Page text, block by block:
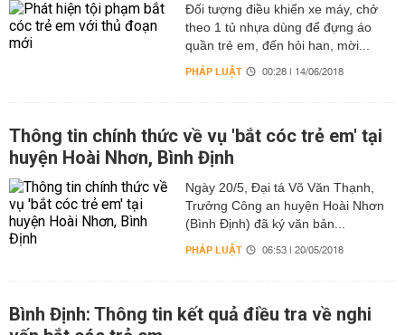
Đối tượng điều khiển xe máy, chở
theo 1 tủ nhựa dùng để đựng áo
quần trẻ em, đến hỏi han, mời...
PHÁP LUẬT 00:28 | 14/06/2018
Thông tin chính thức về vụ 'bắt cóc trẻ em' tại
huyện Hoài Nhơn, Bình Định
Ngày 20/5, Đại tá Võ Văn Thạnh,
Trưởng Công an huyện Hoài Nhơn
(Bình Định) đã ký văn bản...
PHÁP LUẬT 06:53 | 20/05/2018
Bình Định: Thông tin kết quả điều tra về nghi